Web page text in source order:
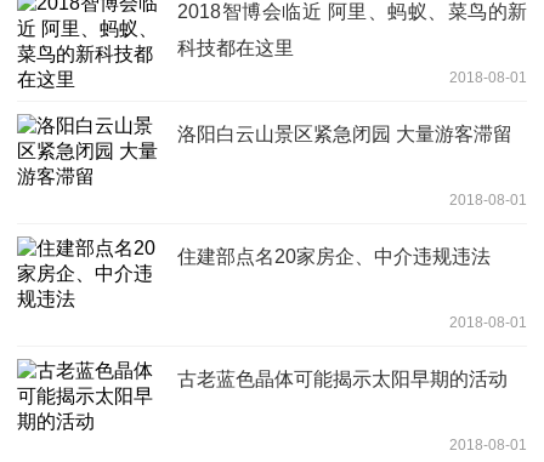
2018智博会临近 阿里、蚂蚁、菜鸟的新
科技都在这里
2018-08-01
洛阳白云山景区紧急闭园 大量游客滞留
2018-08-01
住建部点名20家房企、中介违规违法
2018-08-01
古老蓝色晶体可能揭示太阳早期的活动
2018-08-01